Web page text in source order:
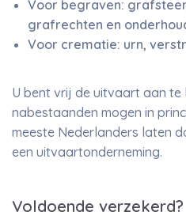
Voor begraven:
grafrechten en
Voor crematie: urn,
U bent vrij de uitvaart aan te
nabestaanden mogen in
meeste Nederlanders laten
een uitvaartonderneming.
Voldoende verzekerd?